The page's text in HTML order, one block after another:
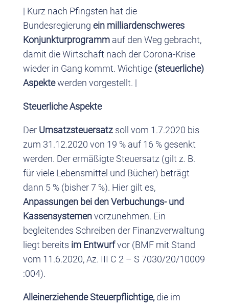
| Kurz nach Pfingsten hat die
Bundesregierung ein milliardenschweres
Konjunkturprogrammauf den Weg gebracht,
damit die Wirtschaft nach der Corona-Krise
wieder in Gang kommt. Wichtige(steuerliche)
Aspektewerden vorgestellt. |
Steuerliche Aspekte
DerUmsatzsteuersatz soll vom 1.7.2020 bis
zum 31.12.2020 von 19 % auf 16 % gesenkt
werden. Der ermäßigte Steuersatz (gilt z. B.
für viele Lebensmittel und Bücher) beträgt
dann 5 % (bisher 7 %). Hier gilt es,
Anpassungen bei den Verbuchungs- und
Kassensystemenvorzunehmen. Ein
begleitendes Schreiben der Finanzverwaltung
liegt bereits im Entwurfvor (BMF mit Stand
vom 11.6.2020, Az. III C 2 – S 7030/20/10009
:004).
Alleinerziehende Steuerpflichtige,die im